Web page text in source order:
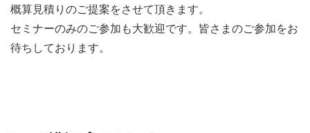
概算見積りのご提案をさせて頂きます。
セミナーのみのご参加も大歓迎です。皆さまのご参加をお
待ちしております。